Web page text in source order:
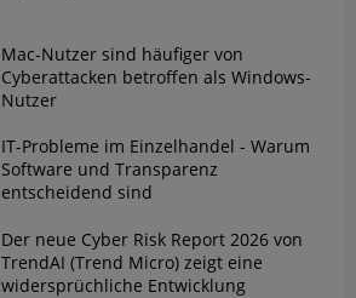
Mac-Nutzer sind häufiger von
Cyberattacken betroffen als Windows-
Nutzer
IT-Probleme im Einzelhandel - Warum
Software und Transparenz
entscheidend sind
Der neue Cyber Risk Report 2026 von
TrendAI (Trend Micro) zeigt eine
widersprüchliche Entwicklung